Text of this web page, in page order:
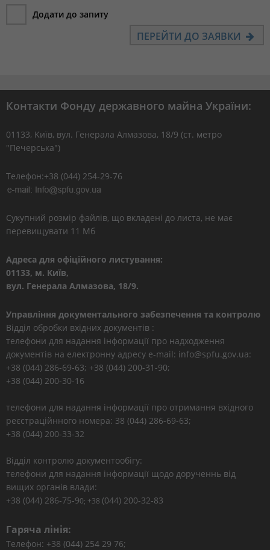
Додати до запиту
ПЕРЕЙТИ ДО ЗАЯВКИ
Контакти Фонду державного майна України:
01133, Kиїв, вул. Генерала Алмазова, 18/9 (ст. метро
"Печерська")
Телефон:+38 (044) 254-29-76
Сукупний розмір файлів, що вкладені до листа, не має
перевищувати 11 Мб
Адреса для офіційного листування:
01133, м. Київ,
вул. Генерала Алмазова, 18/9.
Управління документального забезпечення та контролю
Відділ обробки вхідних документів :
телефони для надання інформації про надходження
документів на електронну адресу e-mail: info@spfu.gov.ua:
+38 (044) 286-69-63; +38 (044) 200-31-90;
+38 (044) 200-30-16
телефони для надання інформації про отримання вхідного
реєстраційнного номера: 38 (044) 286-69-63;
+38 (044) 200-33-32
Відділ контролю документообігу:
телефони для надання інформації щодо дорученнь від
вищих органів влади:
+38 (044) 286-75-90; +38 (044) 200-32-83
Гаряча лінія:
Телефон: +38 (044) 254 29 76;